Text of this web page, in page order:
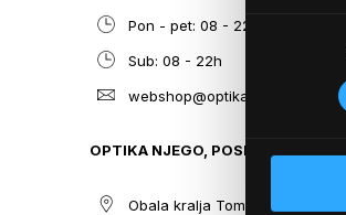
Odabir
Pon - pet: 08 - 22h,
Sub: 08 - 22h
webshop@optikanjego.hr
OPTIKA NJEGO, POSLOVNICA 2
Obala kralja Tomislava 14, 21300